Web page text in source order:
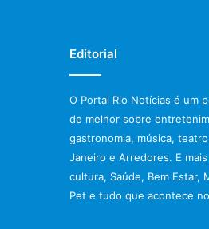
Editorial
O Portal Rio Notícias é um
de melhor sobre
gastronomia, música,
Janeiro e Arredores. E
cultura, Saúde, Bem Estar,
Pet e tudo que acontece